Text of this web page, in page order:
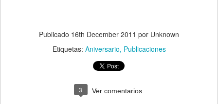
Publicado 16th December 2011 por Unknown
Etiquetas: Aniversario Publicaciones
3 Ver comentarios